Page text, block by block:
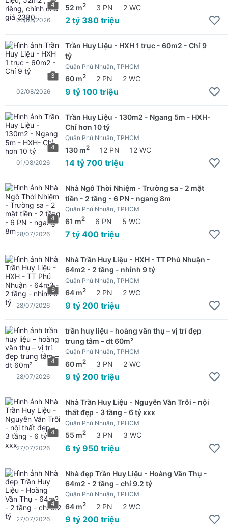
4 52 m2 3 PN 2 WC
2 tỷ 380 triệu
05/08/2026
3
Trần Huy Liệu - HXH 1 trục - 60m2 - Chỉ 9
tỷ
Quận Phú Nhuận, TPHCM
60 m2 2 PN 2 WC
9 tỷ 100 triệu
02/08/2026
4
Trần Huy Liệu - 130m2 - Ngang 5m - HXH-
Chỉ hơn 10 tỷ
Quận Phú Nhuận, TPHCM
130 m2 12 PN 12 WC
14 tỷ 700 triệu
01/08/2026
4
Nhà Ngô Thời Nhiệm - Trường sa - 2 mặt
tiền - 2 tầng - 6 PN - ngang 8m
Quận Phú Nhuận, TPHCM
61 m2 6 PN 5 WC
7 tỷ 400 triệu
28/07/2026
6
Nhà Trần Huy Liệu - HXH - TT Phú Nhuận -
64m2 - 2 tầng - nhỉnh 9 tỷ
Quận Phú Nhuận, TPHCM
64 m2 2 PN 2 WC
9 tỷ 200 triệu
28/07/2026
4
trần huy liệu – hoàng văn thụ – vị trí đẹp
trung tâm – dt 60m²
Quận Phú Nhuận, TPHCM
60 m2 3 PN 2 WC
9 tỷ 200 triệu
28/07/2026
4
Nhà Trần Huy Liệu - Nguyễn Văn Trỗi - nội
thất đẹp - 3 tầng - 6 tỷ xxx
Quận Phú Nhuận, TPHCM
55 m2 3 PN 3 WC
6 tỷ 950 triệu
27/07/2026
4
Nhà đẹp Trần Huy Liệu - Hoàng Văn Thụ -
64m2 - 2 tầng - chỉ 9.2 tỷ
Quận Phú Nhuận, TPHCM
64 m2 2 PN 2 WC
9 tỷ 200 triệu
27/07/2026